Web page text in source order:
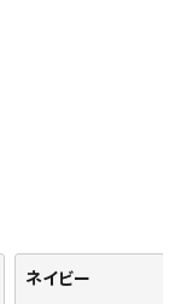
ネイビー